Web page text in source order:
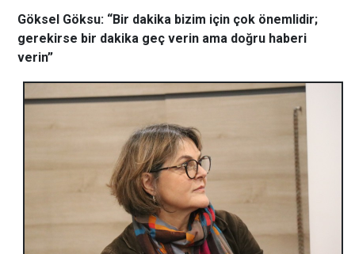
Göksel Göksu: “Bir dakika bizim için çok önemlidir;
gerekirse bir dakika geç verin ama doğru haberi
verin”